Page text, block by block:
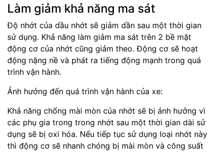
Làm giảm khả năng ma sát
Độ nhớt của dầu nhớt sẽ giảm dần sau một thời gian
sử dụng. Khả năng làm giảm ma sát trên 2 bề mặt
động cơ của nhớt cũng giảm theo. Động cơ sẽ hoạt
động nặng nề và phát ra tiếng động mạnh trong quá
trình vận hành.
Ảnh hưởng đến quá trình vận hành của xe:
Khả năng chống mài mòn của nhớt sẽ bị ảnh hưởng vì
các phụ gia trong trong nhớt sau một thời gian dài sử
dụng sẽ bị oxi hóa. Nếu tiếp tục sử dụng loại nhớt này
thì động cơ sẽ nhanh chóng bị mài mòn và công suất